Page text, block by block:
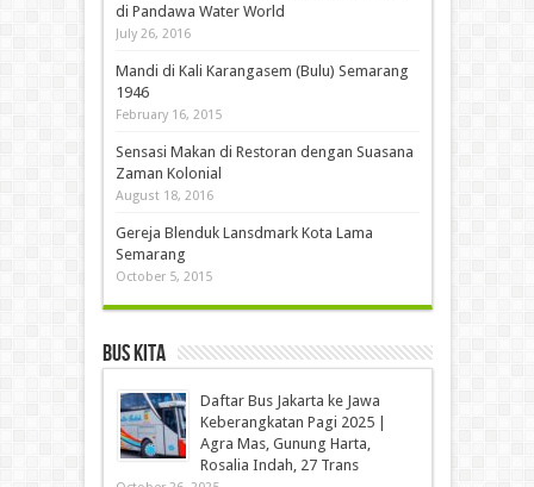
di Pandawa Water World
July 26, 2016
Mandi di Kali Karangasem (Bulu) Semarang
1946
February 16, 2015
Sensasi Makan di Restoran dengan Suasana
Zaman Kolonial
August 18, 2016
Gereja Blenduk Lansdmark Kota Lama
Semarang
October 5, 2015
Bus Kita
Daftar Bus Jakarta ke Jawa
Keberangkatan Pagi 2025 |
Agra Mas, Gunung Harta,
Rosalia Indah, 27 Trans